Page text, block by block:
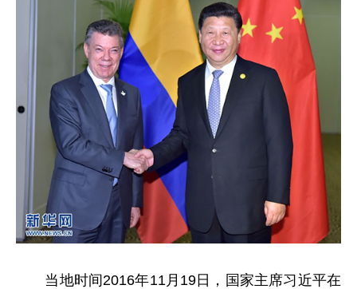
当地时间2016年11月19日，国家主席习近平在